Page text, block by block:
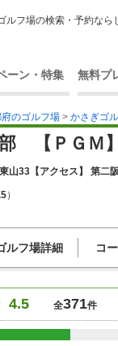
ルフ場の検索・予約なら
ーン・特集 無料プ
のゴルフ場 > かさぎゴ
【ＰＧＭ】
山33 【アクセス】 第二
）
ルフ場詳細 コ
4.5 全371件